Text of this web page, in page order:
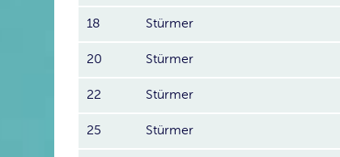
18 Stürmer
20 Stürmer
22 Stürmer
25 Stürmer